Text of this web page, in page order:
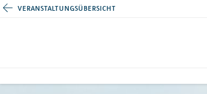
veranstaltungsübersicht